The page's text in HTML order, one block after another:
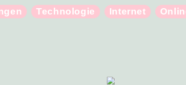
Technologie Internet